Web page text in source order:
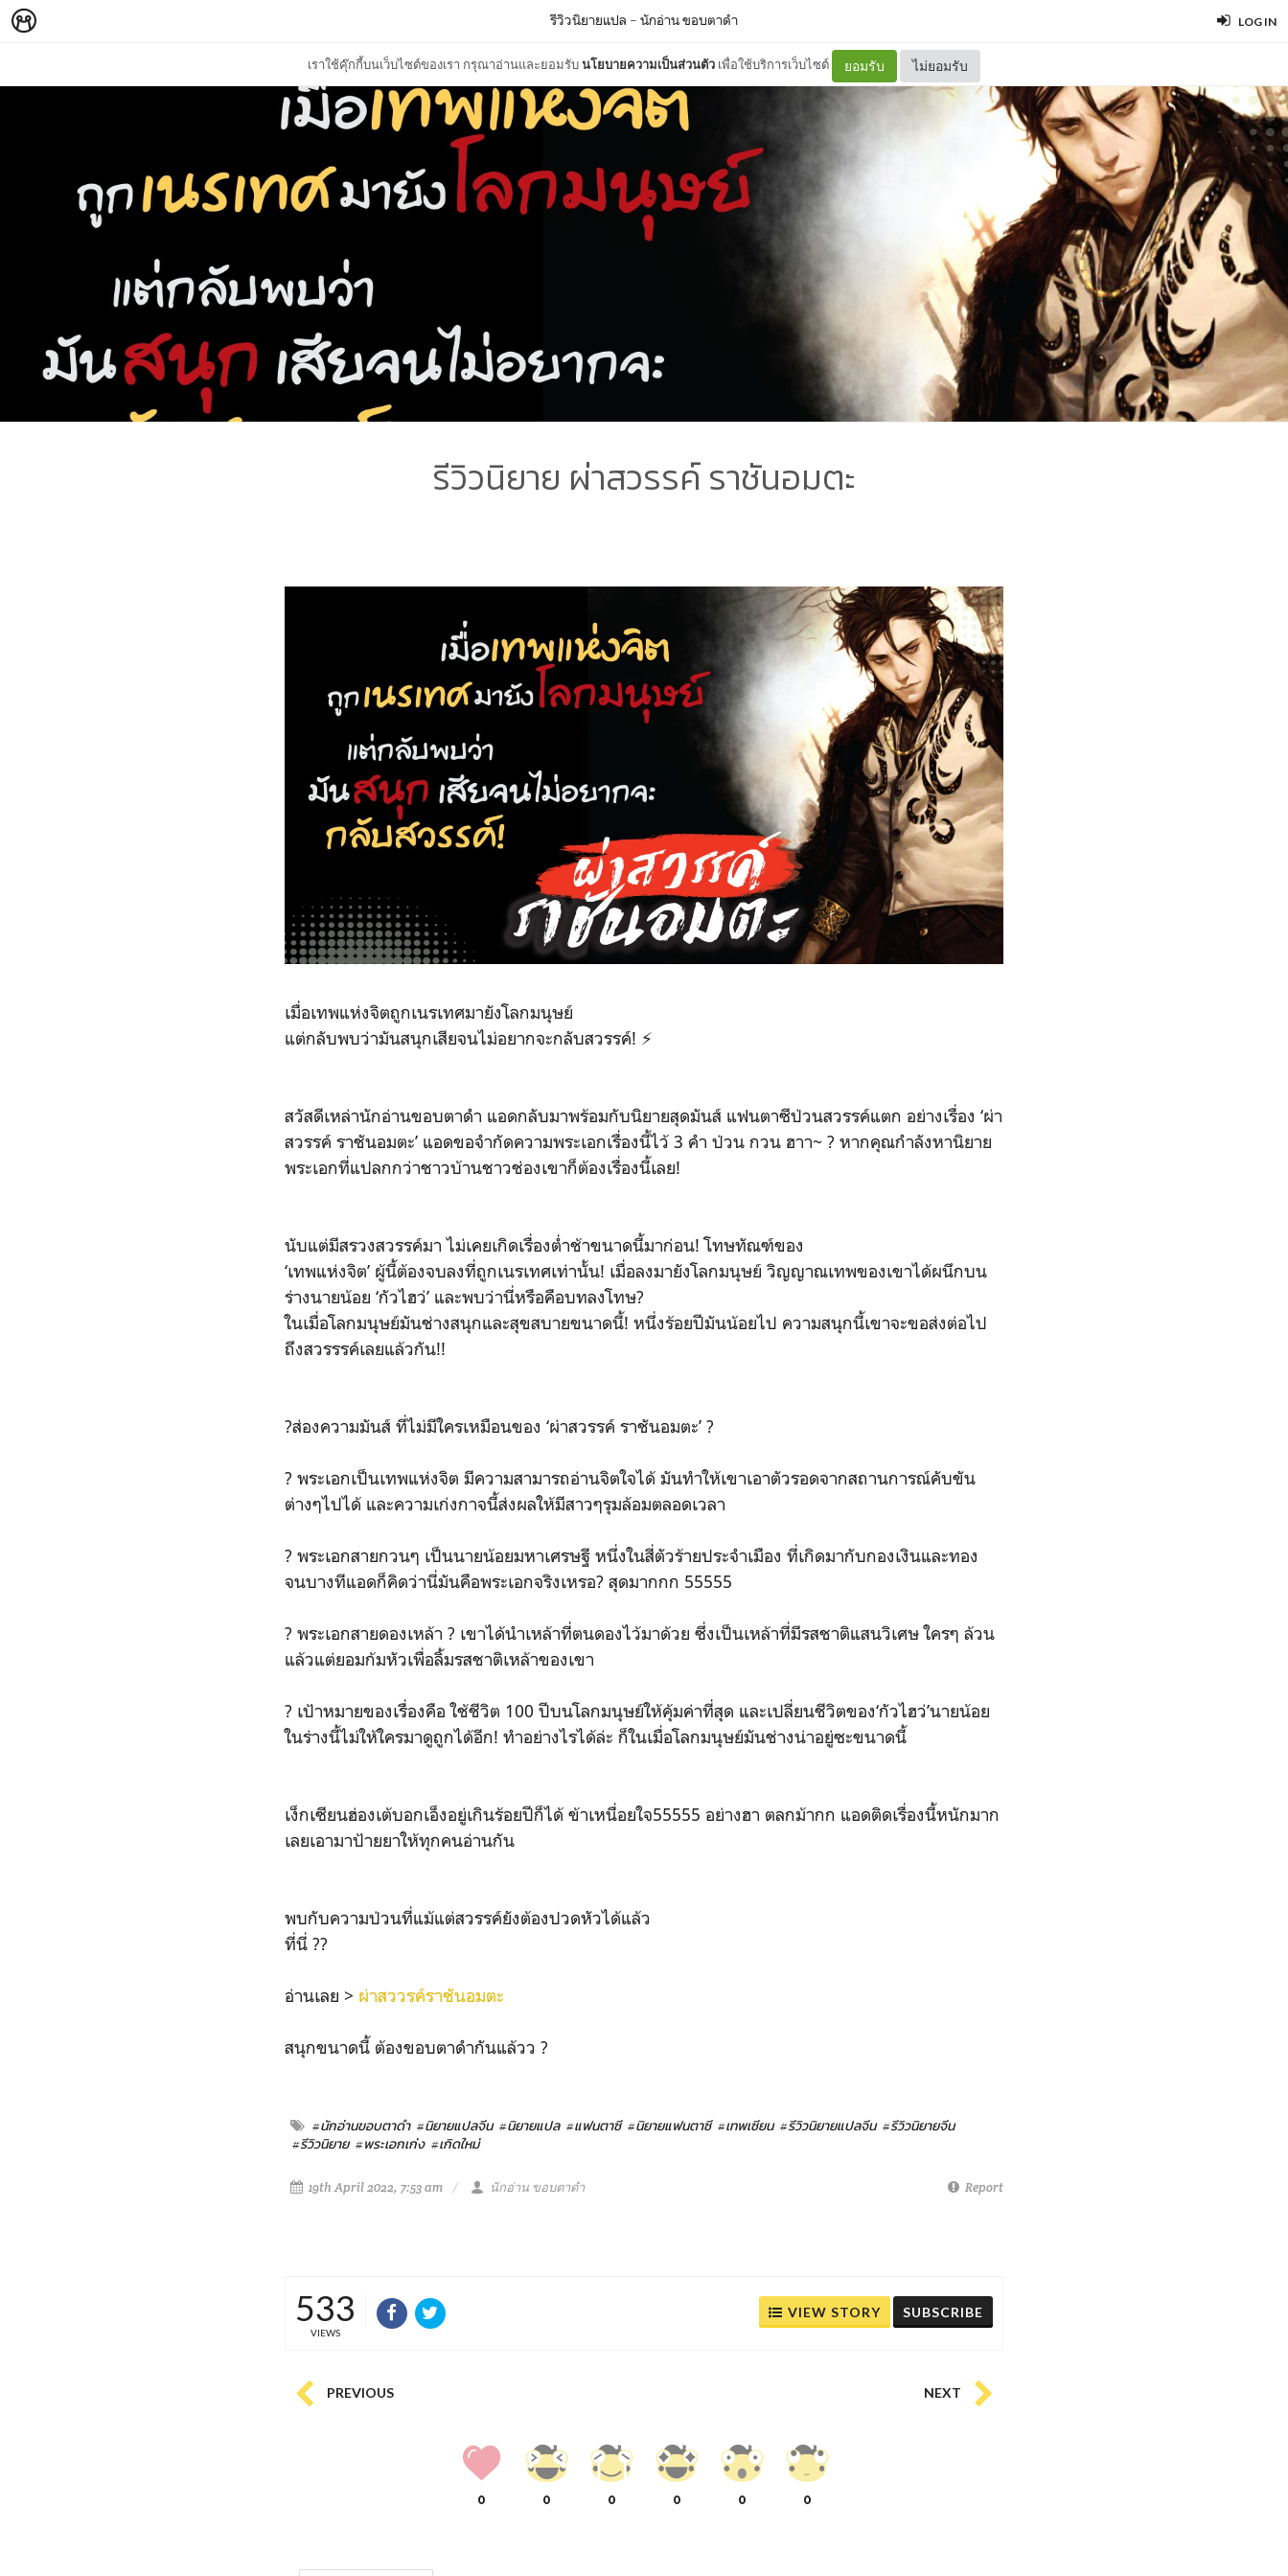
LOG IN
เราใช้คุ๊กกี้บนเว็บไซต์ของเรา กรุณาอ่านและยอมรับนโยบายความเป็นส่วนตัว เพื่อใช้บริการเว็บไซต์ ยอมรับ ไม่ยอมรับ
รีวิวนิยายแปล – นักอ่าน ขอบตาดำ
รีวิวนิยาย ผ่าสวรรค์ ราชันอมตะ
เมื่อเทพแห่งจิตถูกเนรเทศมายังโลกมนุษย์
แต่กลับพบว่ามันสนุกเสียจนไม่อยากจะกลับสวรรค์! ⚡
สวัสดีเหล่านักอ่านขอบตาดำ แอดกลับมาพร้อมกับนิยายสุดมันส์ แฟนตาซีป่วนสวรรค์แตก อย่างเรื่อง ‘ผ่า
สวรรค์ ราชันอมตะ’ แอดขอจำกัดความพระเอกเรื่องนี้ไว้ 3 คำ ป่วน กวน ฮาา~ ? หากคุณกำลังหานิยาย
พระเอกที่แปลกกว่าชาวบ้านชาวช่องเขาก็ต้องเรื่องนี้เลย!
นับแต่มีสรวงสวรรค์มา ไม่เคยเกิดเรื่องต่ำช้าขนาดนี้มาก่อน! โทษทัณฑ์ของ
‘เทพแห่งจิต’ ผู้นี้ต้องจบลงที่ถูกเนรเทศเท่านั้น! เมื่อลงมายังโลกมนุษย์ วิญญาณเทพของเขาได้ผนึกบน
ร่างนายน้อย ‘กัวไฮว่’ และพบว่านี่หรือคือบทลงโทษ?
ในเมื่อโลกมนุษย์มันช่างสนุกและสุขสบายขนาดนี้! หนึ่งร้อยปีมันน้อยไป ความสนุกนี้เขาจะขอส่งต่อไป
ถึงสวรรรค์เลยแล้วกัน!!
?ส่องความมันส์ ที่ไม่มีใครเหมือนของ ‘ผ่าสวรรค์ ราชันอมตะ’ ?
? พระเอกเป็นเทพแห่งจิต มีความสามารถอ่านจิตใจได้ มันทำให้เขาเอาตัวรอดจากสถานการณ์คับขัน
ต่างๆไปได้ และความเก่งกาจนี้ส่งผลให้มีสาวๆรุมล้อมตลอดเวลา
? พระเอกสายกวนๆ เป็นนายน้อยมหาเศรษฐี หนึ่งในสี่ตัวร้ายประจำเมือง ที่เกิดมากับกองเงินและทอง
จนบางทีแอดก็คิดว่านี่มันคือพระเอกจริงเหรอ? สุดมากกก 55555
? พระเอกสายดองเหล้า ? เขาได้นำเหล้าที่ตนดองไว้มาด้วย ซึ่งเป็นเหล้าที่มีรสชาติแสนวิเศษ ใครๆ ล้วน
แล้วแต่ยอมก้มหัวเพื่อลิ้มรสชาติเหล้าของเขา
? เป้าหมายของเรื่องคือ ใช้ชีวิต 100 ปีบนโลกมนุษย์ให้คุ้มค่าที่สุด และเปลี่ยนชีวิตของ‘กัวไฮว่’นายน้อย
ในร่างนี้ไม่ให้ใครมาดูถูกได้อีก! ทำอย่างไรได้ล่ะ ก็ในเมื่อโลกมนุษย์มันช่างน่าอยู่ซะขนาดนี้
เง็กเซียนฮ่องเต้บอกเอ็งอยู่เกินร้อยปีก็ได้ ข้าเหนื่อยใจ55555 อย่างฮา ตลกม้ากก แอดติดเรื่องนี้หนักมาก
เลยเอามาป้ายยาให้ทุกคนอ่านกัน
พบกับความป่วนที่แม้แต่สวรรค์ยังต้องปวดหัวได้แล้ว
ที่นี่ ??
อ่านเลย > ผ่าสววรค์ราชันอมตะ
สนุกขนาดนี้ ต้องขอบตาดำกันแล้วว ?
#นักอ่านขอบตาดำ #นิยายแปลจีน #นิยายแปล #แฟนตาซี #นิยายแฟนตาซี #เทพเซียน #รีวิวนิยายแปลจีน #รีวิวนิยายจีน
#รีวิวนิยาย #พระเอกเก่ง #เกิดใหม่
19th April 2022, 7:53 am นักอ่าน ขอบตาดำ Report
533
VIEWS
VIEW STORY SUBSCRIBE
PREVIOUS NEXT
0 0 0 0 0 0